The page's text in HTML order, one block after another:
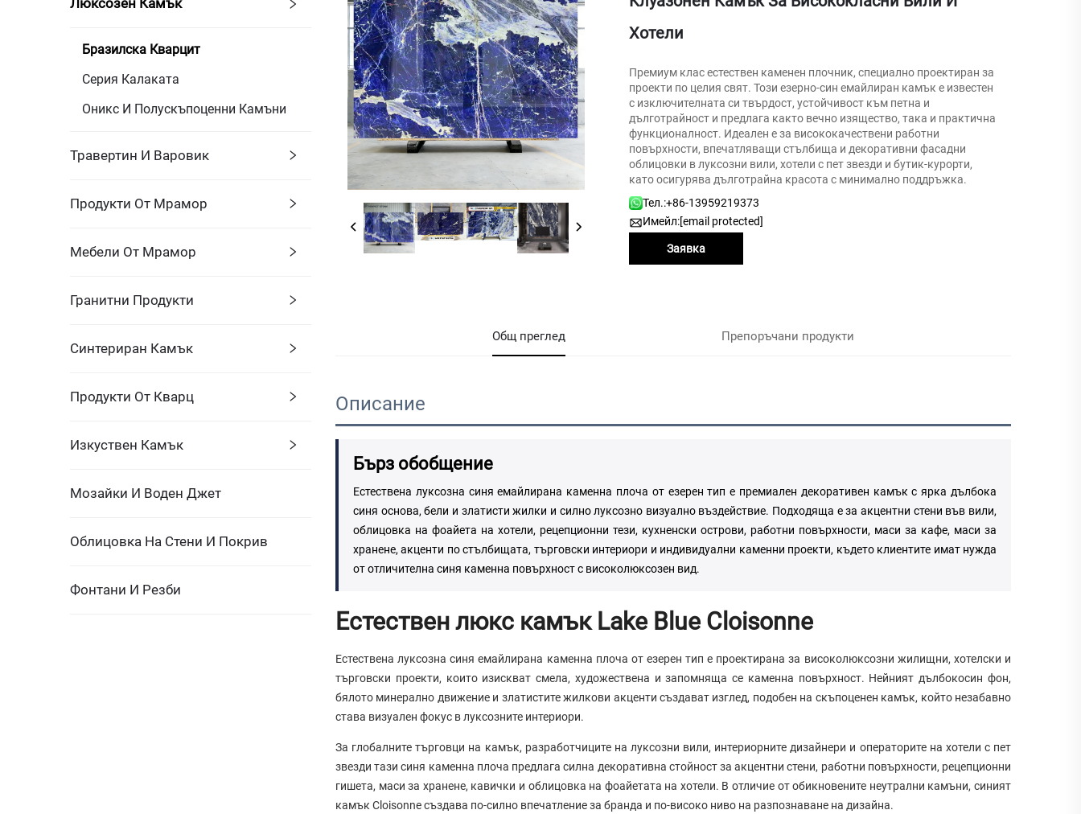
Бразилска Кварцит
Серия Калаката
Оникс И Полускъпоценни Камъни
Травертин И Варовик
Продукти От Мрамор
Мебели От Мрамор
Гранитни Продукти
Синтериран Камък
Продукти От Кварц
Изкуствен Камък
Мозайки И Воден Джет
Облицовка На Стени И Покрив
Фонтани И Резби
Хотели
Премиум клас естествен каменен плочник, специално проектиран за
проекти по целия свят. Този езерно-син емайлиран камък е известен
с изключителната си твърдост, устойчивост към петна и
дълготрайност и предлага както вечно изящество, така и практична
функционалност. Идеален е за висококачествени работни
повърхности, впечатляващи стълбища и декоративни фасадни
облицовки в луксозни вили, хотели с пет звезди и бутик-курорти,
като осигурява дълготрайна красота с минимално поддръжка.
Тел.:+86-13959219373
Имейл:[email protected]
Заявка
Общ преглед Препоръчани продукти
Описание
Бърз обобщение
Естествена луксозна синя емайлирана каменна плоча от езерен тип е премиален декоративен камък с ярка дълбока
синя основа, бели и златисти жилки и силно луксозно визуално въздействие. Подходяща е за акцентни стени във вили,
облицовка на фоайета на хотели, рецепционни тези, кухненски острови, работни повърхности, маси за кафе, маси за
хранене, акценти по стълбищата, търговски интериори и индивидуални каменни проекти, където клиентите имат нужда
от отличителна синя каменна повърхност с високолюксозен вид.
Естествен люкс камък Lake Blue Cloisonne
Естествена луксозна синя емайлирана каменна плоча от езерен тип е проектирана за високолюксозни жилищни, хотелски и
търговски проекти, които изискват смела, художествена и запомняща се каменна повърхност. Нейният дълбокосин фон,
бялото минерално движение и златистите жилкови акценти създават изглед, подобен на скъпоценен камък, който незабавно
става визуален фокус в луксозните интериори.
За глобалните търговци на камък, разработчиците на луксозни вили, интериорните дизайнери и операторите на хотели с пет
звезди тази синя каменна плоча предлага силна декоративна стойност за акцентни стени, работни повърхности, рецепционни
гишета, маси за хранене, кавички и облицовка на фоайетата на хотели. В отличие от обикновените неутрални камъни, синият
камък Cloisonne създава по-силно впечатление за бранда и по-високо ниво на разпознаване на дизайна.